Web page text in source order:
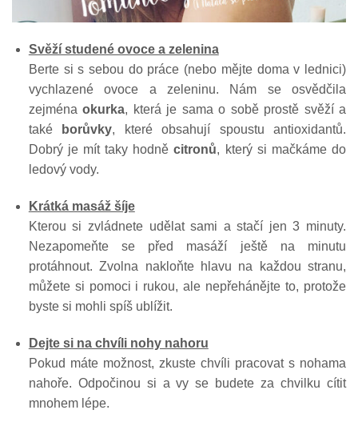
Svěží studené ovoce a zelenina
Berte si s sebou do práce (nebo mějte doma v lednici)
vychlazené ovoce a zeleninu. Nám se osvědčila
zejménaokurka, která je sama o sobě prostě svěží a
také
borůvky, které obsahují spoustu antioxidantů.
Dobrý je mít taky hodněcitronů, který si mačkáme do
ledový vody.
Krátká masáž šíje
Kterou si zvládnete udělat sami a stačí jen 3 minuty.
Nezapomeňte se před masáží ještě na minutu
protáhnout. Zvolna nakloňte hlavu na každou stranu,
můžete si pomoci i rukou, ale nepřehánějte to, protože
byste si mohli spíš ublížit.
Dejte si na chvíli nohy nahoru
Pokud máte možnost, zkuste chvíli pracovat s nohama
nahoře. Odpočinou si a vy se budete za chvilku cítit
mnohem lépe.